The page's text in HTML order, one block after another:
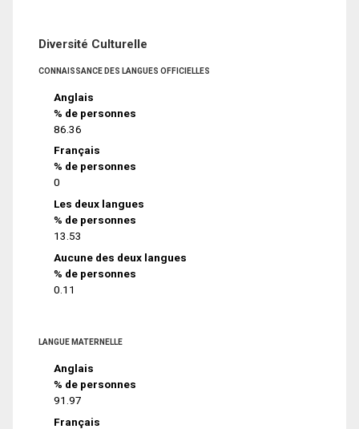
Diversité Culturelle
CONNAISSANCE DES LANGUES OFFICIELLES
Anglais
% de personnes
86.36
Français
% de personnes
0
Les deux langues
% de personnes
13.53
Aucune des deux langues
% de personnes
0.11
LANGUE MATERNELLE
Anglais
% de personnes
91.97
Français